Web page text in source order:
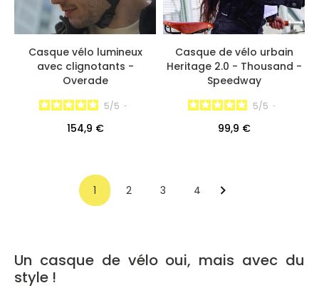
Casque vélo lumineux
avec clignotants -
Overade
5/5 -
154,9 €
Casque de vélo urbain
Heritage 2.0 - Thousand -
Speedway
5/5 -
99,9 €
1 2 3 4
Un casque de vélo oui, mais avec du
style !